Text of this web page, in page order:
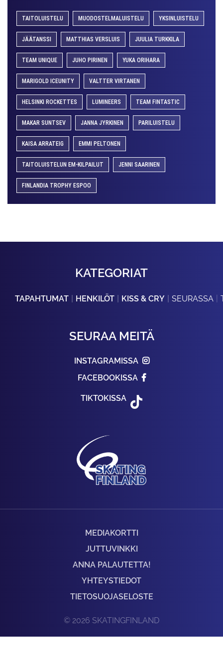
TAITOLUISTELU MUODOSTELMALUISTELU YKSINLUISTELU
JÄÄTANSSI MATTHIAS VERSLUIS JUULIA TURKKILA
TEAM UNIQUE JUHO PIRINEN YUKA ORIHARA
MARIGOLD ICEUNITY VALTTER VIRTANEN
HELSINKI ROCKETTES LUMINEERS TEAM FINTASTIC
MAKAR SUNTSEV JANNA JYRKINEN PARILUISTELU
KAISA ARRATEIG EMMI PELTONEN
TAITOLUISTELUN EM-KILPAILUT JENNI SAARINEN
FINLANDIA TROPHY ESPOO
KATEGORIAT
TAPAHTUMAT HENKILÖT KISS & CRY SEURASSA
SEURAA MEITÄ
INSTAGRAMISSA
FACEBOOKISSA
TIKTOKISSA
MEDIAKORTTI
JUTTUVINKKI
ANNA PALAUTETTA!
YHTEYSTIEDOT
TIETOSUOJASELOSTE
© 2026 SKATINGFINLAND